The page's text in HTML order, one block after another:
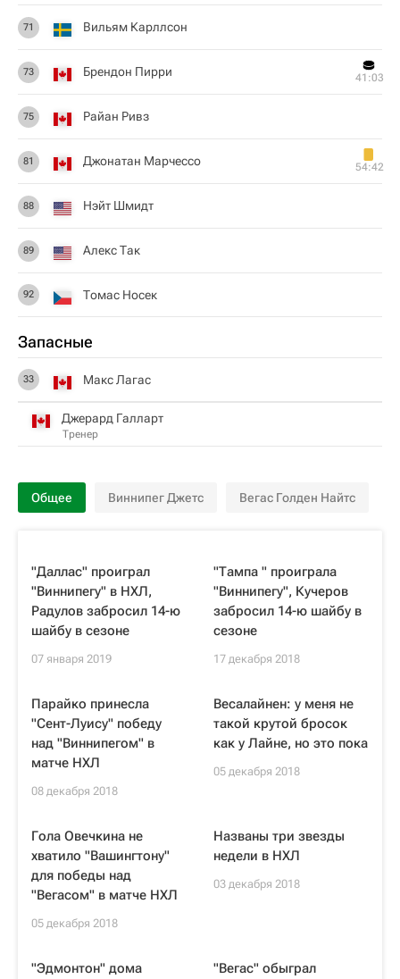
71 Вильям Карллсон
73 Брендон Пирри 41:03
75 Райан Ривз
81 Джонатан Марчессо 54:42
88 Нэйт Шмидт
89 Алекс Так
92 Томас Носек
Запасные
33 Макс Лагас
Джерард Галларт
Тренер
Общее Виннипег Джетс Вегас Голден Найтс
"Даллас" проиграл
"Виннипегу" в НХЛ,
Радулов забросил 14-ю
шайбу в сезоне
07 января 2019
"Тампа " проиграла
"Виннипегу", Кучеров
забросил 14-ю шайбу в
сезоне
17 декабря 2018
Парайко принесла
"Сент-Луису" победу
над "Виннипегом" в
матче НХЛ
08 декабря 2018
Весалайнен: у меня не
такой крутой бросок
как у Лайне, но это пока
05 декабря 2018
Гола Овечкина не
хватило "Вашингтону"
для победы над
"Вегасом" в матче НХЛ
05 декабря 2018
Названы три звезды
недели в НХЛ
03 декабря 2018
"Эдмонтон" дома
"Вегас" обыграл